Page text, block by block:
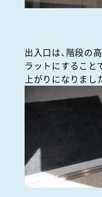
出入口は、階段の
ラットにすること
上がりになりまし